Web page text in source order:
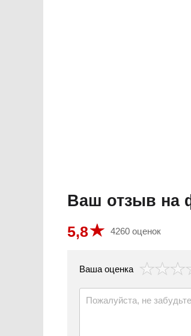
Ваш отзыв на
5,8 4260 оценок
Ваша оценка